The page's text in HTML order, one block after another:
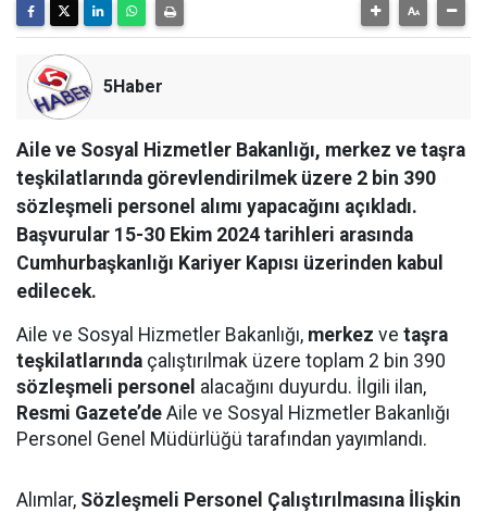
5Haber
Aile ve Sosyal Hizmetler Bakanlığı, merkez ve taşra
teşkilatlarında görevlendirilmek üzere 2 bin 390
sözleşmeli personel alımı yapacağını açıkladı.
Başvurular 15-30 Ekim 2024 tarihleri arasında
Cumhurbaşkanlığı Kariyer Kapısı üzerinden kabul
edilecek.
Aile ve Sosyal Hizmetler Bakanlığı, merkez ve taşra
teşkilatlarında çalıştırılmak üzere toplam 2 bin 390
sözleşmeli personel alacağını duyurdu. İlgili ilan,
Resmi Gazete’de Aile ve Sosyal Hizmetler Bakanlığı
Personel Genel Müdürlüğü tarafından yayımlandı.
Alımlar, Sözleşmeli Personel Çalıştırılmasına İlişkin